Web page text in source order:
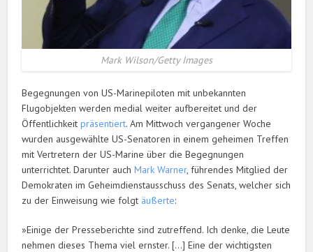
Mark Wilson/Getty Images
Begegnungen von US-Marinepiloten mit unbekannten
Flugobjekten werden medial weiter aufbereitet und der
Öffentlichkeitpräsentiert. Am Mittwoch vergangener Woche
wurden ausgewählte US-Senatoren in einem geheimen Treffen
mit Vertretern der US-Marine über die Begegnungen
unterrichtet. Darunter auchMark Warner, führendes Mitglied der
Demokraten im Geheimdienstausschuss des Senats, welcher sich
zu der Einweisung wie folgt äußerte:
»Einige der Presseberichte sind zutreffend. Ich denke, die Leute
nehmen dieses Thema viel ernster. […] Eine der wichtigsten